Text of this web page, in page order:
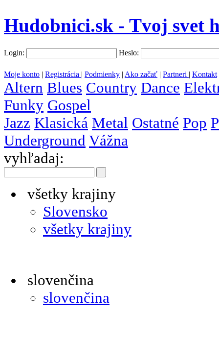
Hudobnici.sk - Tvoj svet
Login: Heslo:
Moje konto | Registrácia | Podmienky | Ako začať | Partneri | Kontakt
Altern Blues Country Dance
Funky Gospel
Jazz Klasická Metal Ostatné Pop
Underground Vážna
vyhľadaj:
všetky krajiny
Slovensko
všetky krajiny
slovenčina
slovenčina